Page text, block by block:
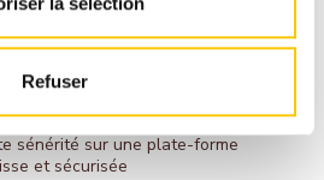
Refuser
PAIEMENT
sénérité sur une plate-forme
et sécurisée